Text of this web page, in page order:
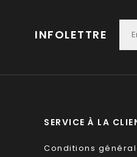
INFOLETTRE
SERVICE À LA
Conditions